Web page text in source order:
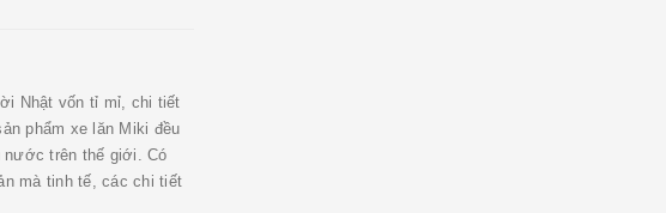
Nhật vốn tỉ mỉ, chi tiết
phẩm xe lăn Miki đều
nước trên thế giới. Có
mà tinh tế, các chi tiết